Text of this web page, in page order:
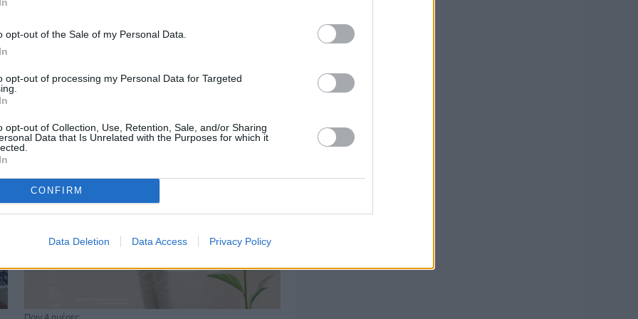
opt-out of the Sale of my Personal Data.
opt-out of processing my Personal Data for Targeted
opt-out of Collection, Use, Retention, Sale, and/or Sharing
Data that Is Unrelated with the Purposes for which it
CONFIRM
Data Deletion Data Access Privacy Policy
ένταξη στο ανθυγιεινό επίδομα